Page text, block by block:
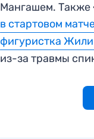
Мангашем. Также
в стартовом
фигуристка
из-за травмы